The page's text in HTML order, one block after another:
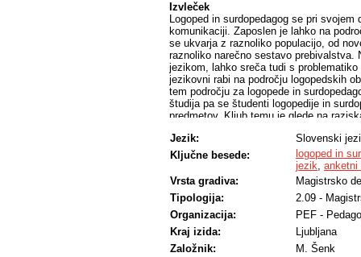
Izvleček
Logoped in surdopedagog se pri
komunikaciji. Zaposlen je lahko na
se ukvarja z raznoliko populacijo, od
raznoliko narečno sestavo
jezikom, lahko sreča tudi s
jezikovni rabi na področju logopedskih
tem področju za logopede in
študija pa se študenti logopedije in
predmetov. Kljub temu je glede na
V teoretičnem delu magistrskega dela
surdopedagogike, za razumevanje
predstavljena zgodovina logopedije in
v Sloveniji ter zgodovina delovanja
logopedov in surdopedagogov v
jezika pa so bile predstavljene
Predstavljene so bile tudi aktualne
drugem delu teoretičnega dela smo
javnem prostoru, kar vključuje tudi
razvoj slovenskega knjižnega jezika in
Jezik:
Slovenski
Ključne besede:
logoped in
jezik, anketni
Vrsta gradiva:
Magistrsko
Tipologija:
2.09 -
Organizacija:
PEF -
Kraj izida:
Ljubljana
Založnik:
M. Šenk